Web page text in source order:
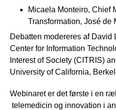
Micaela Monteiro, Chief
Transformation, José de
Debatten modereres af David
Center for Information
Interest of Society (CITRIS)
University of California,
Webinaret er det første i en
telemedicin og innovation i